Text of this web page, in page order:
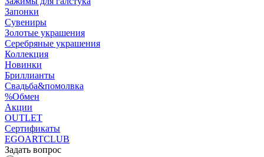
Запонки
Сувениры
Золотые украшения
Серебряные украшения
Коллекция
Новинки
Бриллианты
Свадьба&помолвка
%Обмен
Акции
OUTLET
Сертификаты
EGOARTCLUB
Задать вопрос